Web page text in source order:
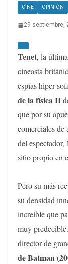
CINE OPINIÓN
29 septiembre,
Tenet, la
cineasta
espías hiper
de la física II
que por su
comerciales de
del espectador,
sitio propio en
Pero su más
su densidad
increíble que
muy
director de
de Batman